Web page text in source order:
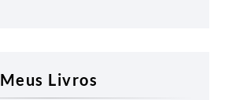
Meus Livros